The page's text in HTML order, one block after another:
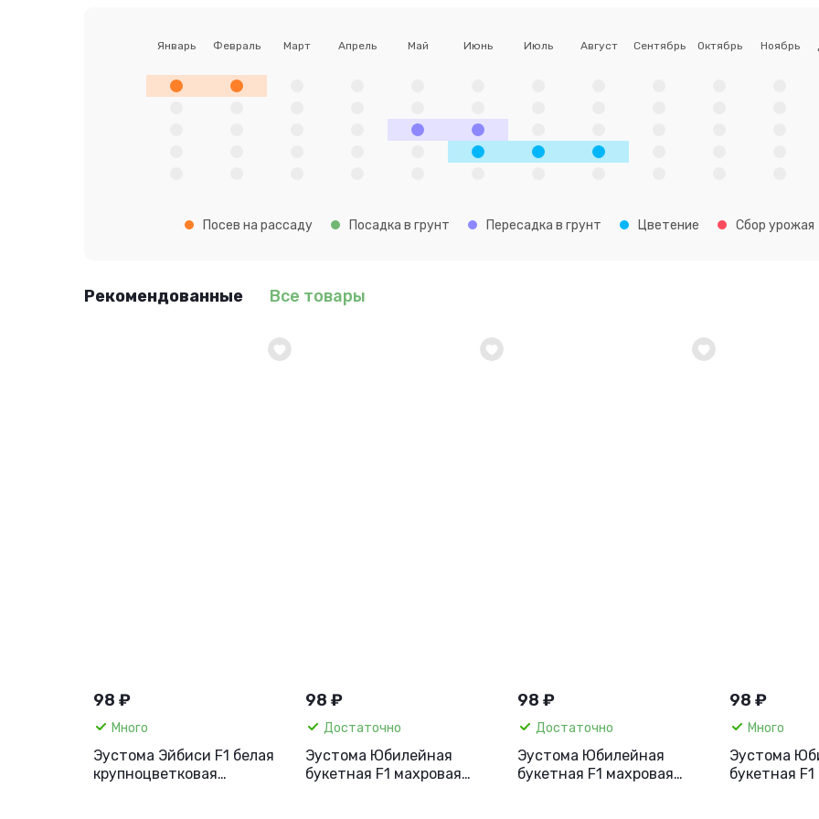
Январь Февраль Март Апрель Май Июнь Июль Август Сентябрь Октябрь Ноябрь
Посев на рассаду Посадка в грунт Пересадка в грунт Цветение Сбор урожая
Рекомендованные Все товары
98 ₽
Много
Эустома Эйбиси F1 белая
крупноцветковая
98 ₽
Достаточно
Эустома Юбилейная
букетная F1 махровая
98 ₽
Достаточно
Эустома Юбилейная
букетная F1 махровая
98 ₽
Много
Эустома
букетная